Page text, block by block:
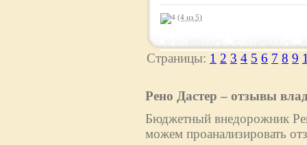
(4 из 5)
Страницы: 1 2 3 4 5 6 7 8 9
Рено Дастер – отзывы
Бюджетный внедорожник
можем проанализировать